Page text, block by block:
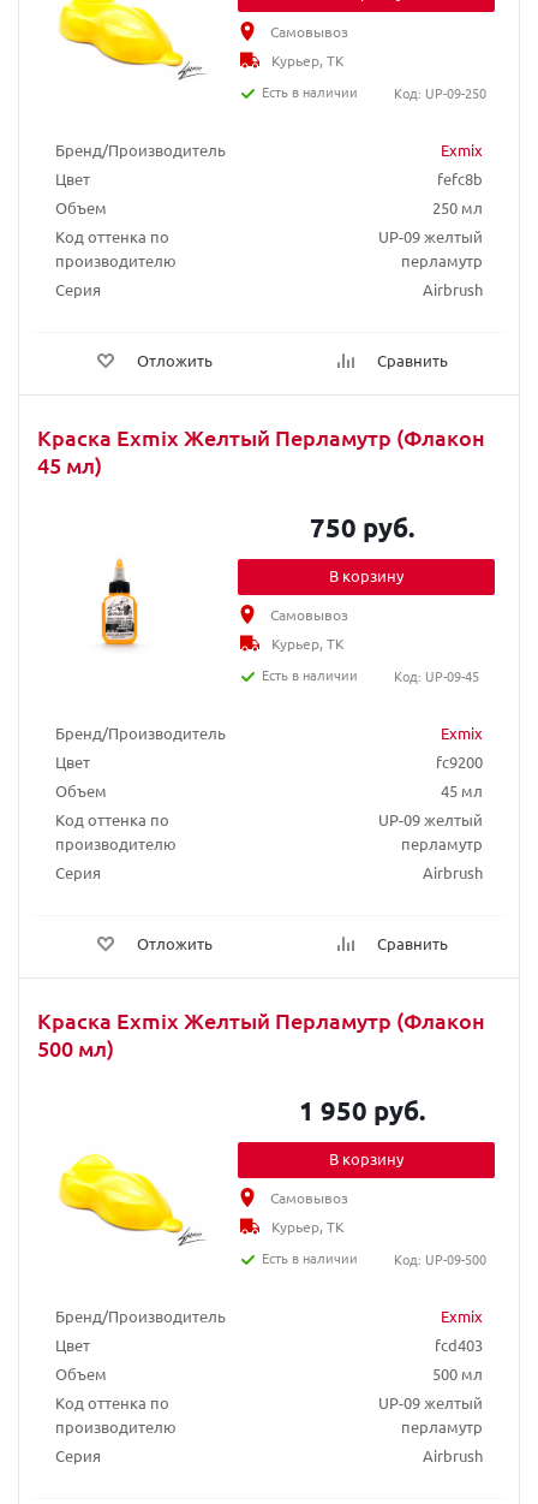
Бренд/Производитель
Exmix
Цвет
fefc8b
Объем
250 мл
Код оттенка по
производителю
UP-09 желтый
перламутр
Серия
Airbrush
Отложить Сравнить
Самовывоз
Курьер, ТК
Есть в наличии
Код: UP-09-250
Краска Exmix Желтый Перламутр (Флакон
45 мл)
Бренд/Производитель
Exmix
Цвет
fc9200
Объем
45 мл
Код оттенка по
производителю
UP-09 желтый
перламутр
Серия
Airbrush
Отложить Сравнить
750 руб.
В корзину
Самовывоз
Курьер, ТК
Есть в наличии
Код: UP-09-45
Краска Exmix Желтый Перламутр (Флакон
500 мл)
Бренд/Производитель
Exmix
Цвет
fcd403
Объем
500 мл
Код оттенка по
производителю
UP-09 желтый
перламутр
Серия
Airbrush
1 950 руб.
В корзину
Самовывоз
Курьер, ТК
Есть в наличии
Код: UP-09-500